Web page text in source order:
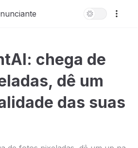
chega de
dê um
das suas